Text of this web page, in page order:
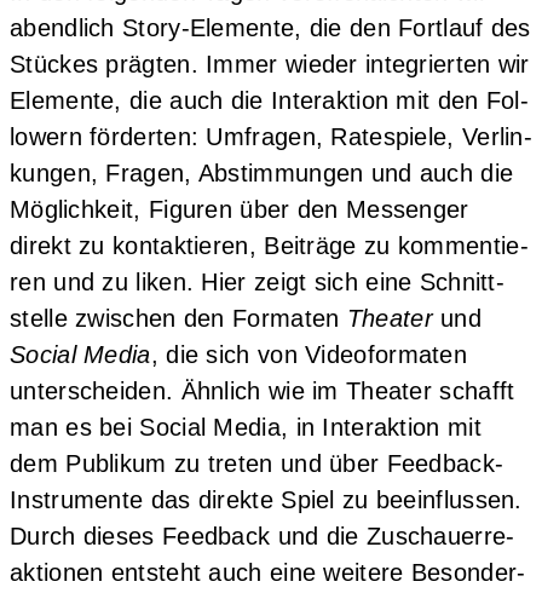
abend­lich Sto­ry-Ele­men­te, die den Fort­lauf des
Stü­ckes präg­ten. Immer wie­der inte­grier­ten wir
Ele­men­te, die auch die Inter­ak­ti­on mit den Fol­
lo­wern för­der­ten: Umfra­gen, Rate­spie­le, Ver­lin­
kun­gen, Fra­gen, Abstim­mun­gen und auch die
Mög­lich­keit, Figu­ren über den Mes­sen­ger
direkt zu kon­tak­tie­ren, Bei­trä­ge zu kom­men­tie­
ren und zu liken. Hier zeigt sich eine Schnitt­
stel­le zwi­schen den For­ma­ten Thea­terund
Social Media, die sich von Video­for­ma­ten
unter­schei­den. Ähn­lich wie im Thea­ter schafft
man es bei Social Media, in Inter­ak­ti­on mit
dem Publi­kum zu tre­ten und über Feed­back-
Instru­men­te das direk­te Spiel zu beein­flus­sen.
Durch die­ses Feed­back und die Zuschau­er­re­
ak­tio­nen ent­steht auch eine wei­te­re Beson­der­